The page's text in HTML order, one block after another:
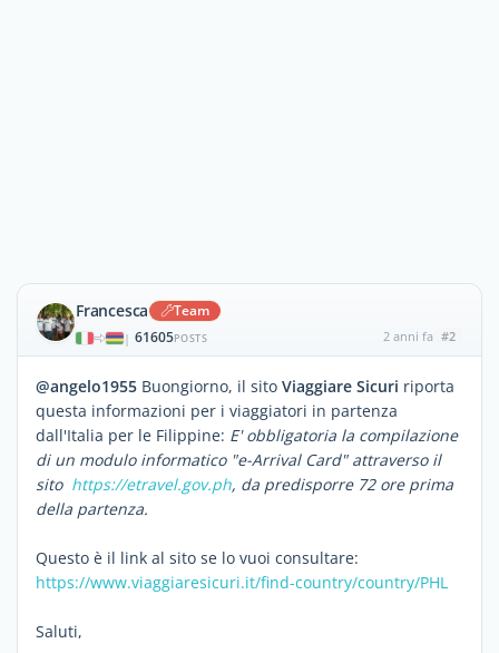
Francesca Team
| 61605POSTS 2 anni fa #2
@angelo1955 Buongiorno, il sito Viaggiare Sicuri riporta
questa informazioni per i viaggiatori in partenza
dall'Italia per le Filippine: E' obbligatoria la compilazione
di un modulo informatico "e-Arrival Card" attraverso il
sito https://etravel.gov.ph, da predisporre 72 ore prima
della partenza.
Questo è il link al sito se lo vuoi consultare:
https://www.viaggiaresicuri.it/find-country/country/PHL
Saluti,